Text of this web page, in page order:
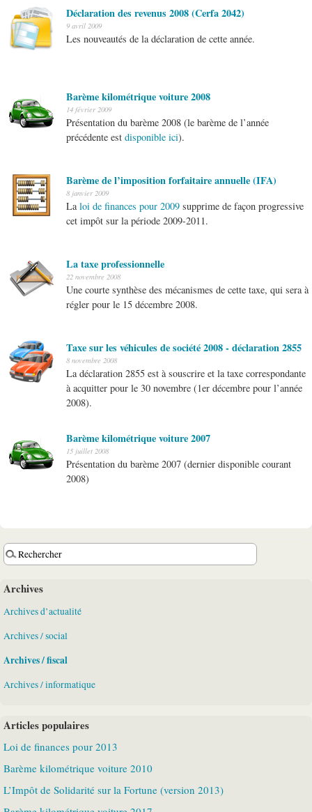
Déclaration des revenus 2008 (Cerfa 2042)
9 avril 2009
Les nouveautés de la déclaration de cette année.
Barème kilométrique voiture 2008
14 février 2009
Présentation du barème 2008 (le barème de l’année
précédente est disponible ici).
Barème de l’imposition forfaitaire annuelle (IFA)
8 janvier 2009
Laloi de finances pour 2009 supprime de façon progressive
cet impôt sur la période 2009-2011.
La taxe professionnelle
22 novembre 2008
Une courte synthèse des mécanismes de cette taxe, qui sera à
régler pour le 15 décembre 2008.
Taxe sur les véhicules de société 2008 - déclaration 2855
8 novembre 2008
La déclaration 2855 est à souscrire et la taxe correspondante
à acquitter pour le 30 novembre (1er décembre pour l’année
2008).
Barème kilométrique voiture 2007
15 juillet 2008
Présentation du barème 2007 (dernier disponible courant
2008)
Archives
Archives d’actualité
Archives / social
Archives / fiscal
Archives / informatique
Articles populaires
Loi de finances pour 2013
Barème kilométrique voiture 2010
L’Impôt de Solidarité sur la Fortune (version 2013)